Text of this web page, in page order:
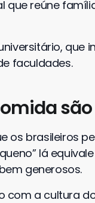
que reúne
que
faculdades.
os brasileiros
lá
generosos.
com a cultura